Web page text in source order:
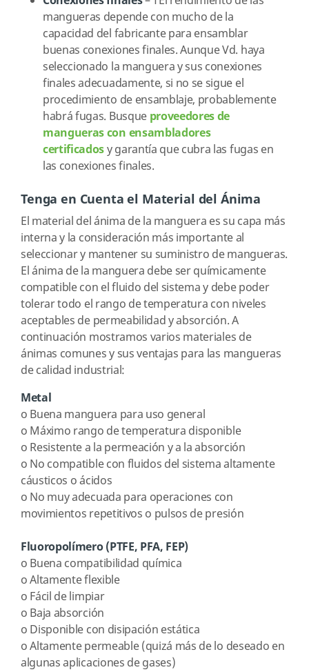
mangueras depende con mucho de la
capacidad del fabricante para ensamblar
buenas conexiones finales. Aunque Vd. haya
seleccionado la manguera y sus conexiones
finales adecuadamente, si no se sigue el
procedimiento de ensamblaje, probablemente
habrá fugas. Busque proveedores de
mangueras con ensambladores
certificadosy garantía que cubra las fugas en
las conexiones finales.
Tenga en Cuenta el Material del Ánima
El material del ánima de la manguera es su capa más
interna y la consideración más importante al
seleccionar y mantener su suministro de mangueras.
El ánima de la manguera debe ser químicamente
compatible con el fluido del sistema y debe poder
tolerar todo el rango de temperatura con niveles
aceptables de permeabilidad y absorción. A
continuación mostramos varios materiales de
ánimas comunes y sus ventajas para las mangueras
de calidad industrial:
Metal
o Buena manguera para uso general
o Máximo rango de temperatura disponible
o Resistente a la permeación y a la absorción
o No compatible con fluidos del sistema altamente
cáusticos o ácidos
o No muy adecuada para operaciones con
movimientos repetitivos o pulsos de presión
Fluoropolímero (PTFE, PFA, FEP)
o Buena compatibilidad química
oAltamente flexible
o Fácil de limpiar
o Baja absorción
o Disponible con disipación estática
oAltamente permeable (quizá más de lo deseado en
algunas aplicaciones de gases)